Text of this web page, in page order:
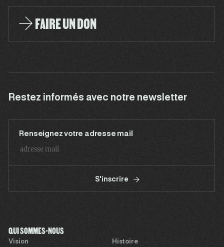
FAIRE UN DON
Restez informés avec notre newsletter
Renseignez votre adresse mail
S'inscrire
QUI SOMMES-NOUS
Vision
Histoire